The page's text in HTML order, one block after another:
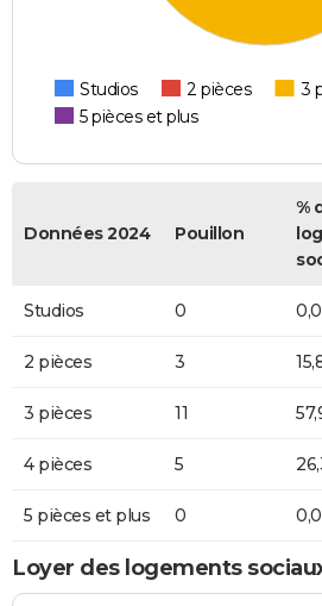
Studios 2 pièces 3
5 pièces et plus
Données 2024 Pouillon
%
Studios 0
2 pièces 3
3 pièces 11
4 pièces 5
5 pièces et plus 0
Loyer des logements